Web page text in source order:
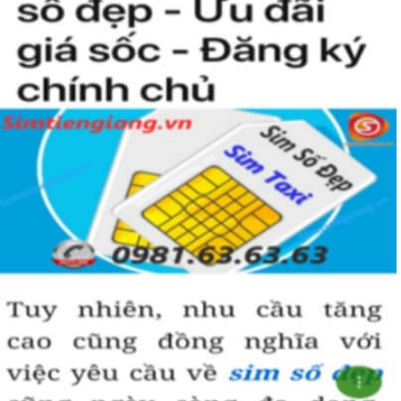
Simtiengiang.vn.
Sim Tiền Giang là đơn vị cung cấp sim số đẹp lục quý 9, sim giá rẻ
uy tín chất lượng.
Chọn mua sim số đẹp thường mất nhiều thời gian ở khoản lựa số,
một số phải vừa đẹp, vừa tốt về phong thủy thì mới là sim hoàn
hảo. Vậy phải làm sao?
- Cách nhanh nhất để chọn mua được sim lục quý 9 là bạn vào
trang chủ của Sim Tiền Giang, chọn mục “Sim giảm giá “ ở ngay
đầu trang chủ. Đây là danh sách sim được đại lý giảm giá vì một số
lý do nên bạn có thể chọn mua được số đẹp lại có giá cực rẻ nữa.
Ngoài ra quý khách chưa ưng ý về sim luc quy 9 có cũng thể tham
khảo thêm Sim Vinaphone,Sim Gmobile, Sim Lục Quý,Sim Năm
Sinh..